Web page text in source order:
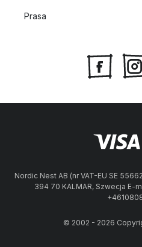
Prasa
Nordic Nest AB (nr VAT-EU SE
394 70 KALMAR, Szwecja E-
© 2002 - 2026